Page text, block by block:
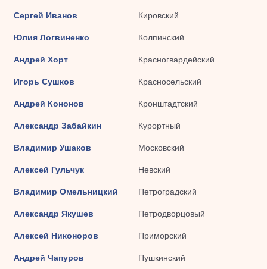
Сергей Иванов Кировский
Юлия Логвиненко Колпинский
Андрей Хорт Красногвардейский
Игорь Сушков Красносельский
Андрей Кононов Кронштадтский
Александр Забайкин Курортный
Владимир Ушаков Московский
Алексей Гульчук Невский
Владимир Омельницкий Петроградский
Александр Якушев Петродворцовый
Алексей Никоноров Приморский
Андрей Чапуров Пушкинский